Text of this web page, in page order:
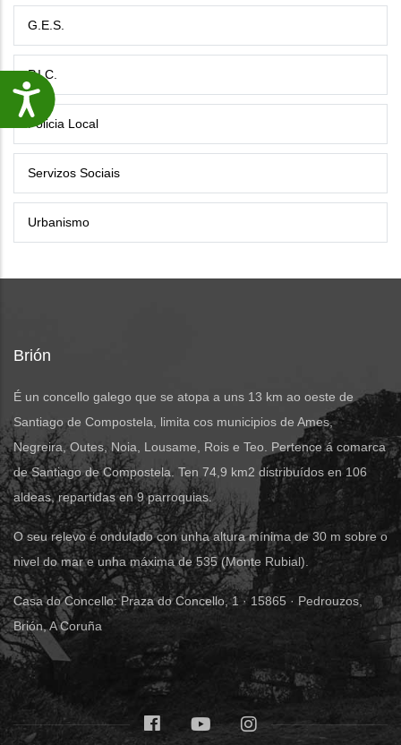
Accesibilidade
G.E.S.
P.I.C.
Policia Local
Servizos Sociais
Urbanismo
Brión
É un concello galego que se atopa a uns 13 km ao oeste de
Santiago de Compostela, limita cos municipios de Ames,
Negreira, Outes, Noia, Lousame, Rois e Teo. Pertence á comarca
de Santiago de Compostela. Ten 74,9 km2 distribuídos en 106
aldeas, repartidas en 9 parroquias.
O seu relevo é ondulado con unha altura mínima de 30 m sobre o
nivel do mar e unha máxima de 535 (Monte Rubial).
Casa do Concello: Praza do Concello, 1 · 15865 · Pedrouzos,
Brión, A Coruña